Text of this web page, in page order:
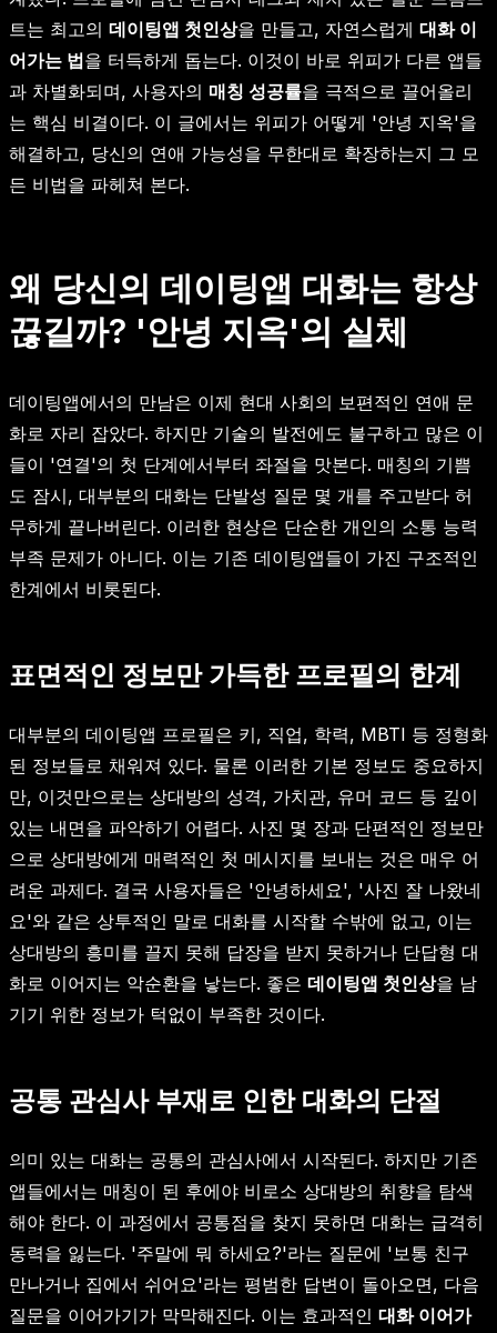
트는 최고의 데이팅앱 첫인상을 만들고, 자연스럽게 대화 이
어가는 법을 터득하게 돕는다. 이것이 바로 위피가 다른 앱들
과 차별화되며, 사용자의 매칭 성공률을 극적으로 끌어올리
는 핵심 비결이다. 이 글에서는 위피가 어떻게 '안녕 지옥'을
해결하고, 당신의 연애 가능성을 무한대로 확장하는지 그 모
든 비법을 파헤쳐 본다.
왜 당신의 데이팅앱 대화는 항상
끊길까? '안녕 지옥'의 실체
데이팅앱에서의 만남은 이제 현대 사회의 보편적인 연애 문
화로 자리 잡았다. 하지만 기술의 발전에도 불구하고 많은 이
들이 '연결'의 첫 단계에서부터 좌절을 맛본다. 매칭의 기쁨
도 잠시, 대부분의 대화는 단발성 질문 몇 개를 주고받다 허
무하게 끝나버린다. 이러한 현상은 단순한 개인의 소통 능력
부족 문제가 아니다. 이는 기존 데이팅앱들이 가진 구조적인
한계에서 비롯된다.
표면적인 정보만 가득한 프로필의 한계
대부분의 데이팅앱 프로필은 키, 직업, 학력, MBTI 등 정형화
된 정보들로 채워져 있다. 물론 이러한 기본 정보도 중요하지
만, 이것만으로는 상대방의 성격, 가치관, 유머 코드 등 깊이
있는 내면을 파악하기 어렵다. 사진 몇 장과 단편적인 정보만
으로 상대방에게 매력적인 첫 메시지를 보내는 것은 매우 어
려운 과제다. 결국 사용자들은 '안녕하세요', '사진 잘 나왔네
요'와 같은 상투적인 말로 대화를 시작할 수밖에 없고, 이는
상대방의 흥미를 끌지 못해 답장을 받지 못하거나 단답형 대
화로 이어지는 악순환을 낳는다. 좋은 데이팅앱 첫인상을 남
기기 위한 정보가 턱없이 부족한 것이다.
공통 관심사 부재로 인한 대화의 단절
의미 있는 대화는 공통의 관심사에서 시작된다. 하지만 기존
앱들에서는 매칭이 된 후에야 비로소 상대방의 취향을 탐색
해야 한다. 이 과정에서 공통점을 찾지 못하면 대화는 급격히
동력을 잃는다. '주말에 뭐 하세요?'라는 질문에 '보통 친구
만나거나 집에서 쉬어요'라는 평범한 답변이 돌아오면, 다음
질문을 이어가기가 막막해진다. 이는 효과적인 대화 이어가